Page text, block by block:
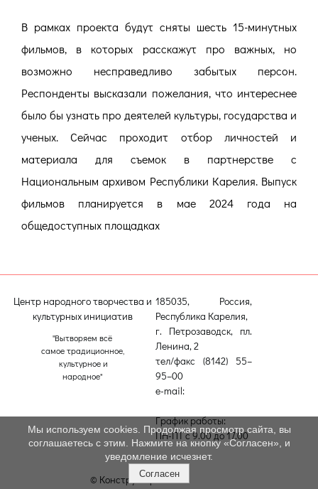
В рамках проекта будут сняты шесть 15-минутных
фильмов, в которых расскажут про важных, но
возможно несправедливо забытых персон.
Респонденты высказали пожелания, что интереснее
было бы узнать про деятелей культуры, государства и
ученых. Сейчас проходит отбор личностей и
материала для съемок в партнерстве с
Национальным архивом Республики Карелия. Выпуск
фильмов планируется в мае 2024 года на
общедоступных площадках
Центр народного творчества и
культурных инициатив
"Вытворяем всё
самое традиционное,
культурное и
народное"
185035, Россия,
Республика Карелия,
г. Петрозаводск, пл.
Ленина, 2
тел/факс (8142) 55–
95–00
e-mail:
График работы:
ПН-ПТ с 9.00 до 17.00
© Конструктор сайтов
Мы используем cookies. Продолжая просмотр сайта, вы
соглашаетесь с этим. Нажмите на кнопку «Согласен», и
уведомление исчезнет.
Согласен